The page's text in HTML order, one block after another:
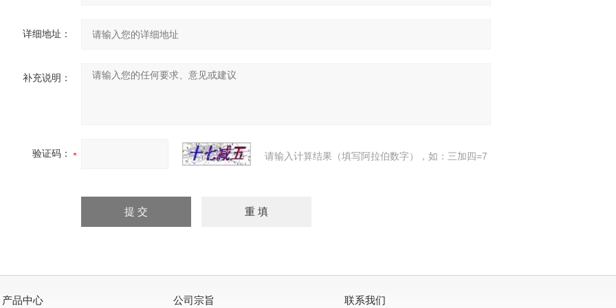
详细地址：
补充说明：
验证码： 请输入计算结果（填写阿拉伯数字），如：三加四=7
产品中心 公司宗旨 联系我们